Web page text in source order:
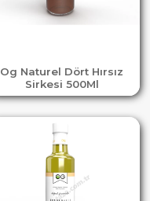
Og Naturel Dört Hırsız
Sirkesi 500Ml